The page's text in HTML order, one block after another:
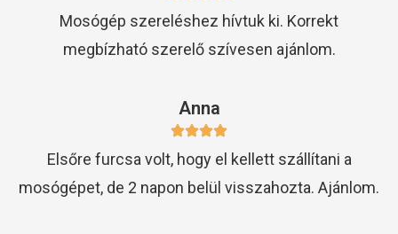
Mosógép szereléshez hívtuk ki. Korrekt
megbízható szerelő szívesen ajánlom.
Anna
Elsőre furcsa volt, hogy el kellett szállítani a
mosógépet, de 2 napon belül visszahozta. Ajánlom.